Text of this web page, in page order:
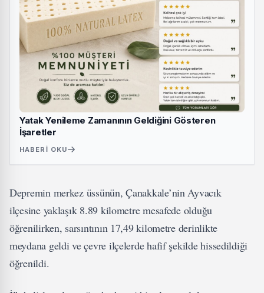
Yatak Yenileme Zamanının Geldiğini Gösteren
İşaretler
HABERI OKU
Depremin merkez üssünün, Çanakkale’nin Ayvacık
ilçesine yaklaşık 8.89 kilometre mesafede olduğu
öğrenilirken, sarsıntının 17,49 kilometre derinlikte
meydana geldi ve çevre ilçelerde hafif şekilde hissedildiği
öğrenildi.